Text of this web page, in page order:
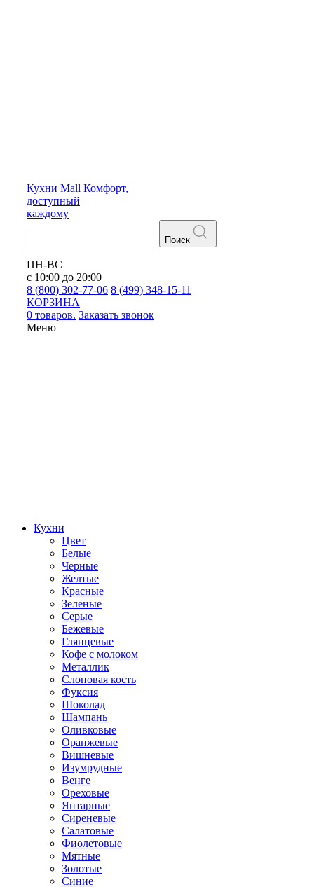
Кухни Mall Комфорт,
доступный
каждому
Поиск
ПН-ВС
с 10:00 до 20:00
8 (800) 302-77-06 8 (499) 348-15-11
КОРЗИНА
0 товаров. Заказать звонок
Меню
Кухни
Цвет
Белые
Черные
Желтые
Красные
Зеленые
Серые
Бежевые
Глянцевые
Кофе с молоком
Металлик
Слоновая кость
Фуксия
Шоколад
Шампань
Оливковые
Оранжевые
Вишневые
Изумрудные
Венге
Ореховые
Янтарные
Сиреневые
Салатовые
Фиолетовые
Мятные
Золотые
Синие